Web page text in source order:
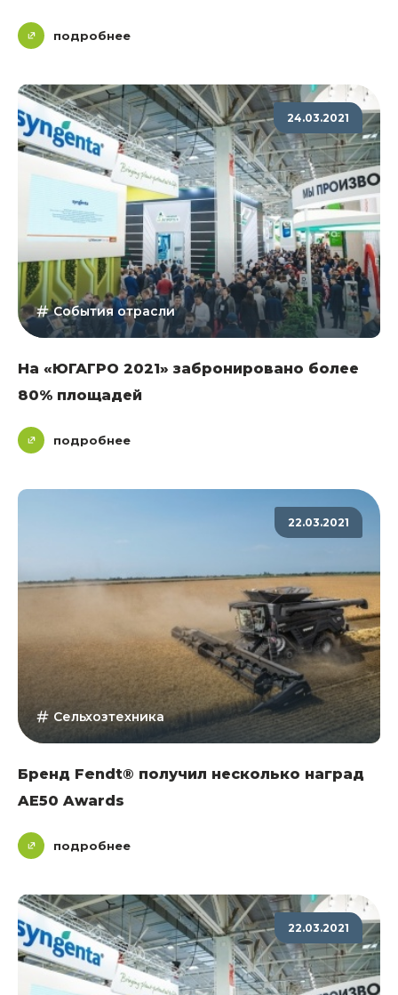
подробнее
24.03.2021
События отрасли
На «ЮГАГРО 2021» забронировано более
80% площадей
подробнее
22.03.2021
Сельхозтехника
Бренд Fendt® получил несколько наград
AE50 Awards
подробнее
22.03.2021